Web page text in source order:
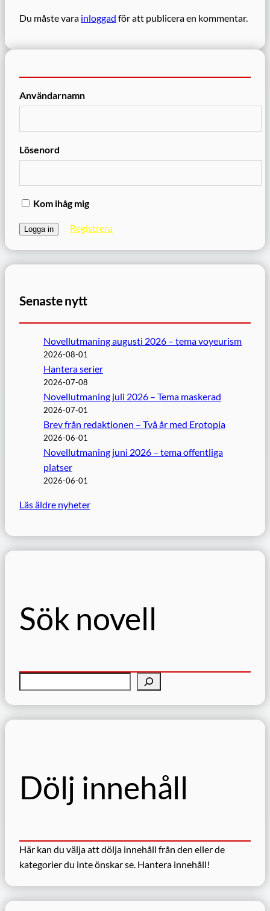
Du måste vara inloggad för att publicera en kommentar.
Användarnamn
Lösenord
Kom ihåg mig
Registrera
Senaste nytt
Novellutmaning augusti 2026 – tema voyeurism
2026-08-01
Hantera serier
2026-07-08
Novellutmaning juli 2026 – Tema maskerad
2026-07-01
Brev från redaktionen – Två år med Erotopia
2026-06-01
Novellutmaning juni 2026 – tema offentliga
platser
2026-06-01
Läs äldre nyheter
Sök novell
Dölj innehåll
Här kan du välja att dölja innehåll från den eller de
kategorier du inte önskar se. Hantera innehåll!